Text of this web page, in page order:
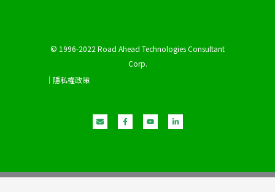
© 1996-2022 Road Ahead Technologies Consultant
Corp.
｜隱私權政策
n
v
e
a
c
e
f
o
u
t
i
n
k
i
n